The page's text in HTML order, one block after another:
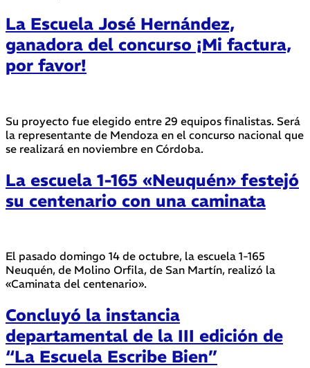
La Escuela José Hernández,
ganadora del concurso ¡Mi factura,
por favor!
Su proyecto fue elegido entre 29 equipos finalistas. Será
la representante de Mendoza en el concurso nacional que
se realizará en noviembre en Córdoba.
La escuela 1-165 «Neuquén» festejó
su centenario con una caminata
El pasado domingo 14 de octubre, la escuela 1-165
Neuquén, de Molino Orfila, de San Martín, realizó la
«Caminata del centenario».
Concluyó la instancia
departamental de la III edición de
“La Escuela Escribe Bien”